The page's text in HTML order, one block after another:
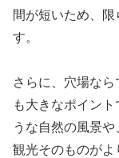
間が短いため、
す。
さらに、穴場な
も大きなポイン
うな自然の風景や
観光そのものが